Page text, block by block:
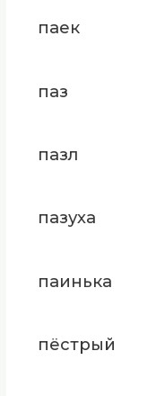
паек
паз
пазл
пазуха
паинька
пёстрый